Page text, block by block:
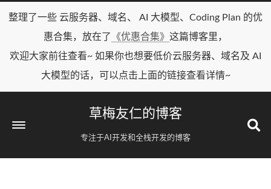
整理了一些 云服务器、域名、 AI 大模型、Coding Plan 的优
惠合集，放在了
《优惠合集》 这篇博客里，
欢迎大家前往查看~ 如果你也想要低价云服务器、域名及 AI
大模型的话，可以点击上面的链接查看详情~
草梅友仁的博客
专注于AI开发和全栈开发的博客